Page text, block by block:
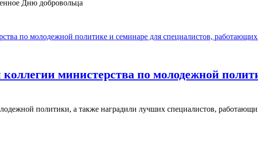
Дню добровольца
министерства по молодежной
политики, а также наградили лучших специалистов,